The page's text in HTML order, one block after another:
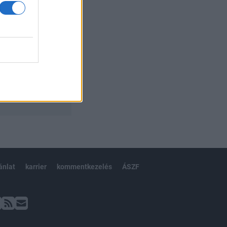
karrier kommentkezelés ÁSZF